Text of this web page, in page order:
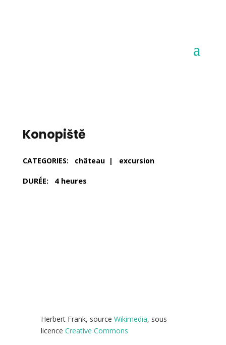
Konopiště
CATEGORIES: château | excursion
DURÉE: 4 heures
Herbert Frank, source Wikimedia, sous
licence Creative Commons